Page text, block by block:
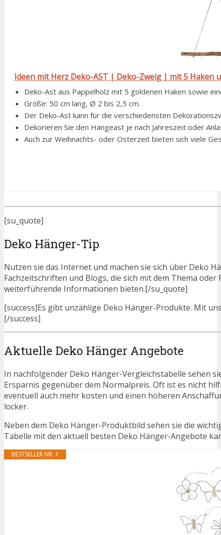
Ideen mit Herz Deko-AST | Deko-Zweig | mit 5 Haken
Deko-Ast aus Pappelholz mit 5 goldenen Haken sowie
Größe: 50 cm lang, Ø 2 bis 2,5 cm.
Der Deko-Ast kann für die verschiedensten
Dekorieren Sie den Hängeast je nach Jahreszeit oder
Auch zur Weihnachts- oder Osterzeit bieten sich viele
[su_quote]
Deko Hänger-Tip
Nutzen sie das Internet und machen sie sich über Deko
Fachzeitschriften und Blogs, die sich mit dem Thema
weiterführende Informationen bieten.[/su_quote]
[success]Es gibt unzählige Deko Hänger-Produkte. Mit
[/success]
Aktuelle Deko Hänger Angebote
In nachfolgender Deko Hänger-Vergleichstabelle sehen
Ersparnis gegenüber dem Normalpreis. Oft ist es nicht
eventuell auch mehr kosten und einen höheren
locker.
Neben dem Deko Hänger-Produktbild sehen sie die
Tabelle mit den aktuell besten Deko Hänger-Angebote
BESTSELLER NR. 1